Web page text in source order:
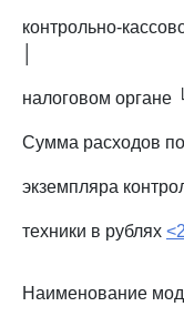
контрольно-
налоговом
Сумма расходов
экземпляра
техники в рублях
Наименование